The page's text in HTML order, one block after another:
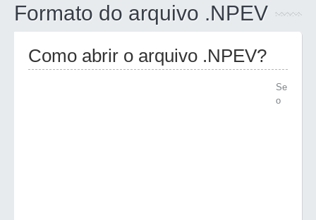
Formato do arquivo .NPEV
Como abrir o arquivo .NPEV?
Se
o